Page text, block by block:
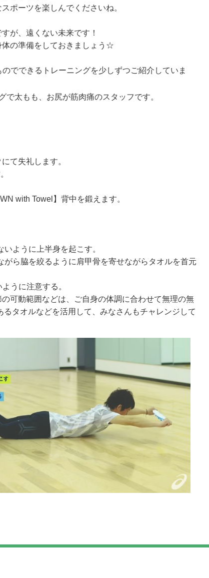
ポーツを楽しんでくださいね。
が、遠くない未来です！
の準備をしておきましょう☆
でできるトレーニングを少しずつご紹介していま
で太もも、お尻が筋肉痛のスタッフです。
て失礼します。
with Towel】背中を鍛えます。
ように上半身を起こす。
がら脇を絞るように肩甲骨を寄せながらタオルを首元
うに注意する。
可動範囲などは、ご自身の体調に合わせて無理の無
タオルなどを活用して、みなさんもチャレンジして